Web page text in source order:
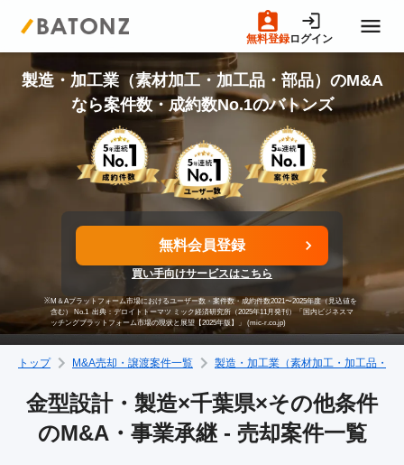
無料登録ログイン
トップページ
M&A案件一覧
売りたい方へ
買いたい方へ
成約事例
M&A専門家の方へ
製造・加工業（素材加工・加工品・部品）のM&A
なら案件数・成約数No.1のバトンズ
無料会員登録
買い手向けサービスはこちら
※M＆Aプラットフォーム市場におけるユーザー数・案件数・成約件数2021〜2025年度（見込値を
含む） No.1 出典：デロイトトーマツ ミック経済研究所（2025年11月発刊）「国内ビジネスマ
ッチングプラットフォーム市場の現状と展望【2025年版】」 (mic-r.co.jp)
トップ M&A売却・譲渡案件一覧 製造・加工業（素材加工・加工品・部
金型設計・製造×千葉県×その他条件
のM&A・事業承継 - 売却案件一覧